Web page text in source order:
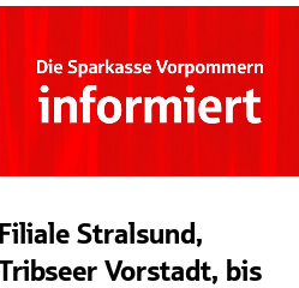
Filiale Stralsund,
Vorstadt, bis